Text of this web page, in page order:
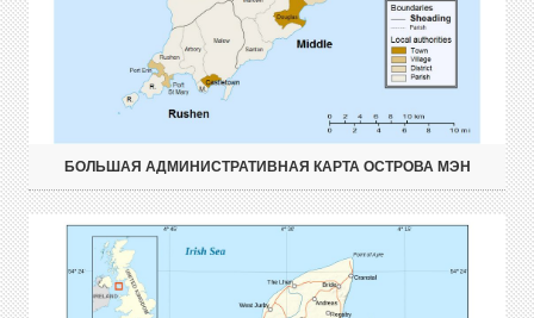
БОЛЬШАЯ АДМИНИСТРАТИВНАЯ КАРТА ОСТРОВА МЭН